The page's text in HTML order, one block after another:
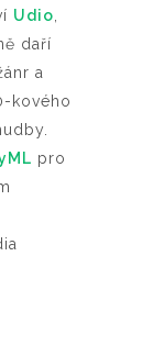
Udio
daří
a
kového
pro